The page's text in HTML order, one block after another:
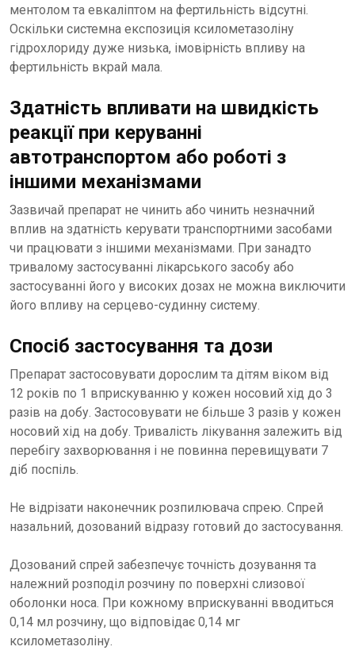
ментолом та евкаліптом на фертильність відсутні.
Оскільки системна експозиція ксилометазоліну
гідрохлориду дуже низька, імовірність впливу на
фертильність вкрай мала.
Здатність впливати на швидкість
реакції при керуванні
автотранспортом або роботі з
іншими механізмами
Зазвичай препарат не чинить або чинить незначний
вплив на здатність керувати транспортними засобами
чи працювати з іншими механізмами. При занадто
тривалому застосуванні лікарського засобу або
застосуванні його у високих дозах не можна виключити
його впливу на серцево-судинну систему.
Спосіб застосування та дози
Препарат застосовувати дорослим та дітям віком від
12 років по 1 вприскуванню у кожен носовий хід до 3
разів на добу. Застосовувати не більше 3 разів у кожен
носовий хід на добу. Тривалість лікування залежить від
перебігу захворювання і не повинна перевищувати 7
діб поспіль.
Не відрізати наконечник розпилювача спрею. Спрей
назальний, дозований відразу готовий до застосування.
Дозований спрей забезпечує точність дозування та
належний розподіл розчину по поверхні слизової
оболонки носа. При кожному вприскуванні вводиться
0,14 мл розчину, що відповідає 0,14 мг
ксилометазоліну.